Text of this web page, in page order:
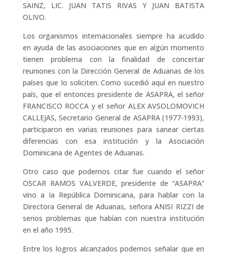
SAINZ, LIC. JUAN TATIS RIVAS Y JUAN BATISTA
OLIVO.
Los organismos internacionales siempre ha acudido
en ayuda de las asociaciones que en algún momento
tienen problema con la finalidad de concertar
reuniones con la Dirección General de Aduanas de los
países que Io soliciten. Como sucedió aquí en nuestro
país, que el entonces presidente de ASAPRA, el señor
FRANCISCO ROCCA y el señor ALEX AVSOLOMOVICH
CALLEJAS, Secretario General de ASAPRA (1977-1993),
participaron en varias reuniones para sanear ciertas
diferencias con esa institución y la Asociación
Dominicana de Agentes de Aduanas.
Otro caso que podemos citar fue cuando el señor
OSCAR RAMOS VALVERDE, presidente de “ASAPRA”
vino a Ia República Dominicana, para hablar con la
Directora General de Aduanas, señora ANISI RIZZI de
serios problemas que habían con nuestra institución
en el año 1995.
Entre los logros alcanzados podemos señalar que en